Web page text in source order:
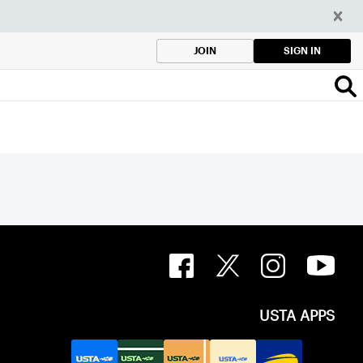
JOIN SIGN IN
USTA APPS